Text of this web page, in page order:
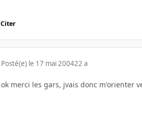
Citer
Posté(e) le 17 mai 200422 a
ok merci les gars, jvais donc m'orienter